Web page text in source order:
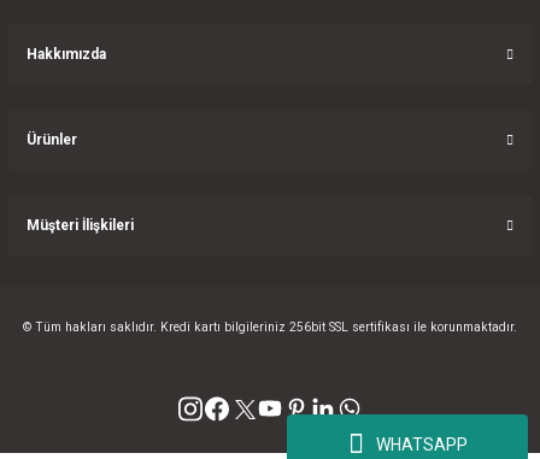
WHATSAPP
Hakkımızda
Ürünler
Müşteri İlişkileri
© Tüm hakları saklıdır. Kredi kartı bilgileriniz 256bit SSL sertifikası ile korunmaktadır.